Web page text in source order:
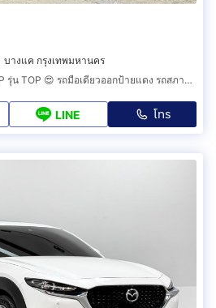
บางแค กรุงเทพมหานคร
😍 2021 MAZDA CX30 2.0SP รุ่น TOP 😍 รถมือเดียวออกป้ายแดง รถสภาพป้ายแดง รถวิ่งน้อย รถเข้าศูนย์ทุกระยะ ไม่เคยมีอุบัติเหตุครับ
LINE โทร